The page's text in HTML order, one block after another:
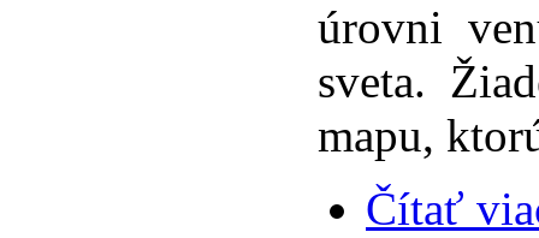
úrovni
sveta.
mapu,
Čítať